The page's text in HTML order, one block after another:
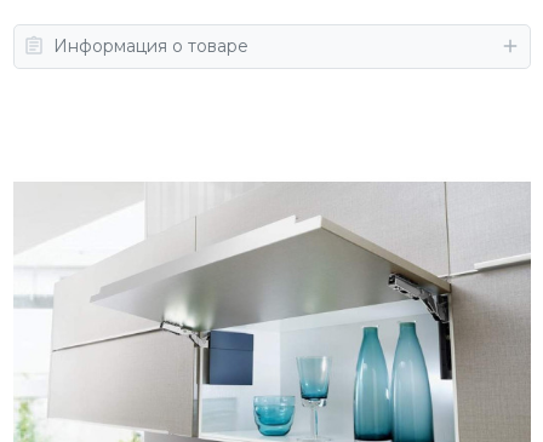
Информация о товаре